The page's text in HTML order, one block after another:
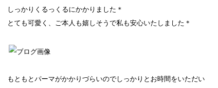
しっかりくるっくるにかかりました＊
とても可愛く、ご本人も嬉しそうで私も安心いたしました＊
もともとパーマがかかりづらいのでしっかりとお時間をいただい